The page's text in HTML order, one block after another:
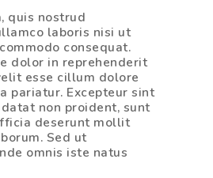
quis nostrud
laboris nisi ut
consequat.
dolor in reprehenderit
esse cillum dolore
pariatur. Excepteur sint
non proident, sunt
deserunt mollit
Sed ut
omnis iste natus